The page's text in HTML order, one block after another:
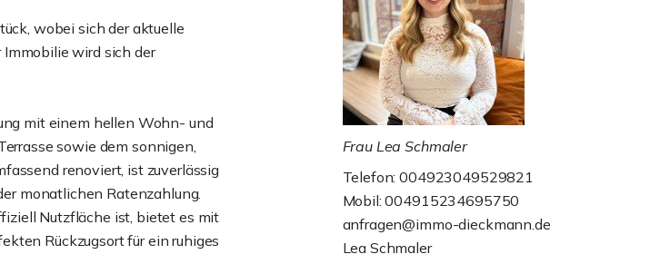
wobei sich der aktuelle
Immobilie wird sich der
mit einem hellen Wohn- und
sowie dem sonnigen,
renoviert, ist zuverlässig
monatlichen Ratenzahlung.
Nutzfläche ist, bietet es mit
Rückzugsort für ein ruhiges
Frau Lea Schmaler
Telefon: 004923049529821
Mobil: 004915234695750
anfragen@immo-dieckmann.de
Lea Schmaler